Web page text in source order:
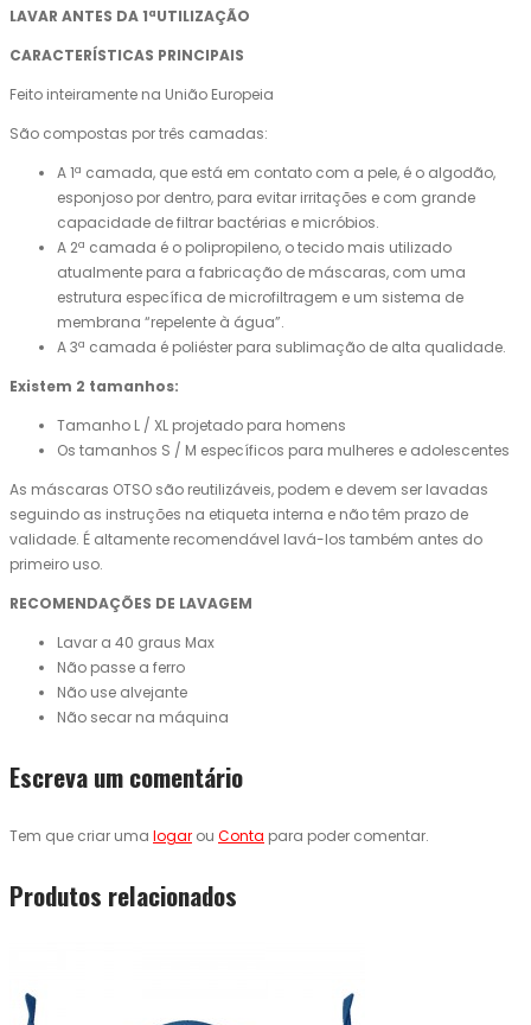
LAVAR ANTES DA 1ªUTILIZAÇÃO
CARACTERÍSTICAS PRINCIPAIS
Feito inteiramente na União Europeia
São compostas por três camadas:
A 1ª camada, que está em contato com a pele, é o algodão,
esponjoso por dentro, para evitar irritações e com grande
capacidade de filtrar bactérias e micróbios.
A 2ª camada é o polipropileno, o tecido mais utilizado
atualmente para a fabricação de máscaras, com uma
estrutura específica de microfiltragem e um sistema de
membrana “repelente à água”.
A 3ª camada é poliéster para sublimação de alta qualidade.
Existem 2 tamanhos:
Tamanho L / XL projetado para homens
Os tamanhos S / M específicos para mulheres e adolescentes
As máscaras OTSO são reutilizáveis, podem e devem ser lavadas
seguindo as instruções na etiqueta interna e não têm prazo de
validade. É altamente recomendável lavá-los também antes do
primeiro uso.
RECOMENDAÇÕES DE LAVAGEM
Lavar a 40 graus Max
Não passe a ferro
Não use alvejante
Não secar na máquina
Escreva um comentário
Tem que criar uma logar ou Conta para poder comentar.
Produtos relacionados